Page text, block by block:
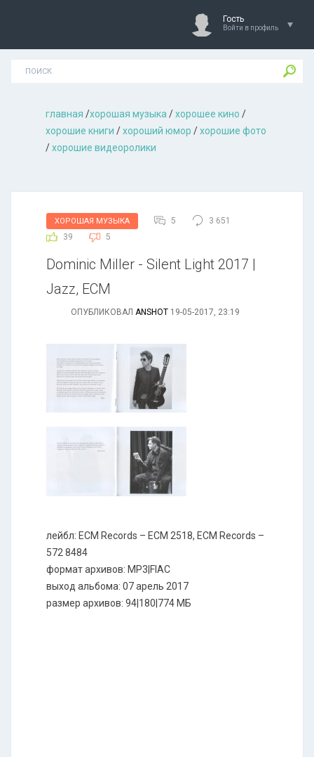
Гость
Войти в профиль
главная /хорошая музыкa /хорошее кино /
хорошие книги /хороший юмор /хорошие фото
/хорошие видеоролики
ХОРОШАЯ МУЗЫКА 5
3 651
39
5
Dominic Miller - Silent Light 2017 |
Jazz, ECM
ОПУБЛИКОВАЛ ANSHOT 19-05-2017, 23:19
лейбл: ECM Records – ECM 2518, ECM Records –
572 8484
формат архивов: MP3|FlAC
выход альбома: 07 арель 2017
размер архивов: 94|180|774 МБ